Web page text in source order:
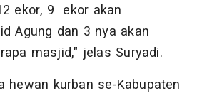
ekor, 9 ekor akan
Agung dan 3 nya akan
masjid," jelas Suryadi.
hewan kurban se-Kabupaten